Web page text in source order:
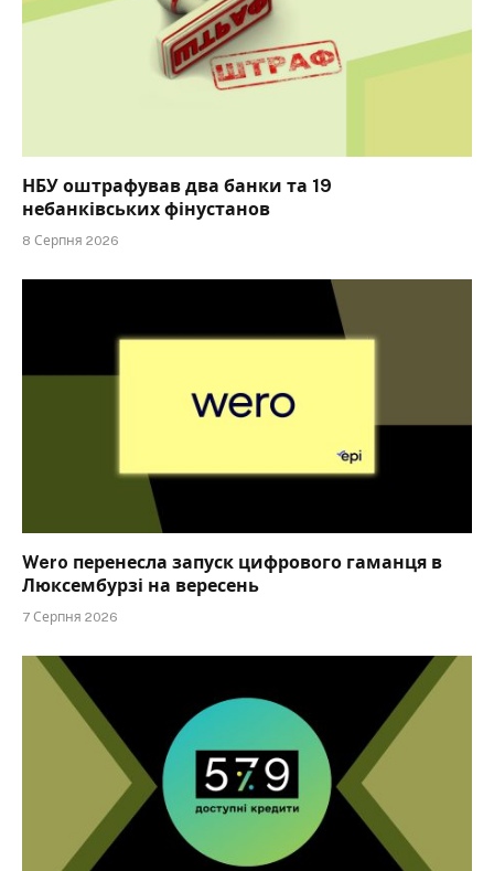
НБУ оштрафував два банки та 19
небанківських фінустанов
8 Серпня 2026
Wero перенесла запуск цифрового гаманця в
Люксембурзі на вересень
7 Серпня 2026